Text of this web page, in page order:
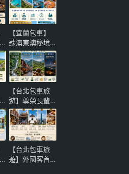
【宜蘭包車】
蘇澳東澳秘境
一日遊！粉鳥
林海灣與南方
澳海鮮，頂級
保母車尊榮推
薦
【台北包車旅
遊】尊榮長輩
奢華孝親｜烏
來內洞大自然
負離子健康慢
活與貓空夜景
茶饗一日遊全
攻略
【台北包車旅
遊】外國客首